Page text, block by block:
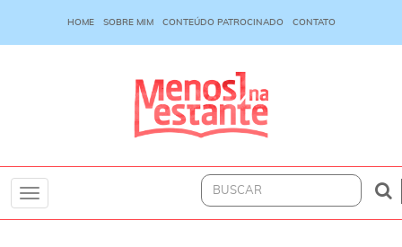
HOME SOBRE MIM CONTEÚDO PATROCINADO CONTATO
Toggle